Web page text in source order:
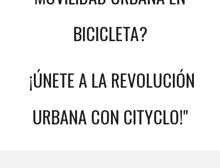
BICICLETA?
¡ÚNETE A LA REVOLUCIÓN
URBANA CON CITYCLO!"